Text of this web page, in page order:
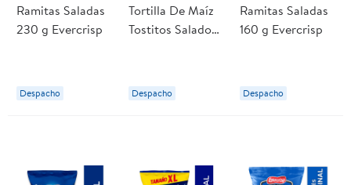
Ramitas Saladas
230 g Evercrisp
Despacho
Tortilla De Maíz
Tostitos Salados
Evercrisp
Despacho
Ramitas Saladas
160 g Evercrisp
Despacho